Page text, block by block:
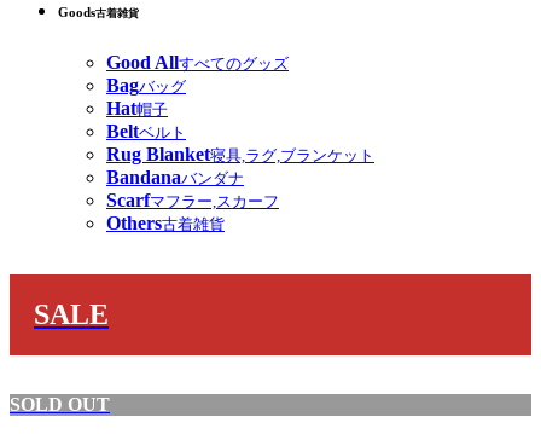
Goods古着雑貨
Good Allすべてのグッズ
Bagバッグ
Hat帽子
Beltベルト
Rug Blanket寝具,ラグ,ブランケット
Bandanaバンダナ
Scarfマフラー,スカーフ
Others古着雑貨
SALE
SOLD OUT